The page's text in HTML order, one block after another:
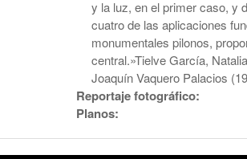
y la luz, en el primer caso, y
cuatro de las aplicaciones
monumentales pilonos,
central.»Tielve García,
Joaquín Vaquero Palacios
Reportaje fotográfico:
Planos: